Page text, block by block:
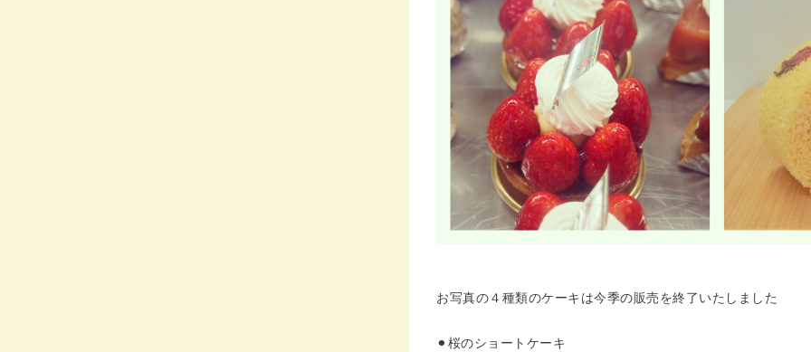
お写真の４種類のケーキは今季の販売を終了いたしました
⚫︎桜のショートケーキ